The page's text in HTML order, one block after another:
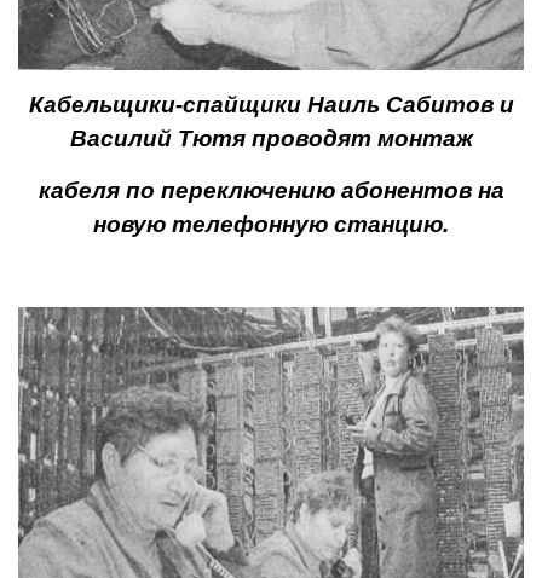
Кабельщики-спайщики Наиль Сабитов и
Василий Тютя проводят монтаж
кабеля по переключению абонентов на
новую телефонную станцию.